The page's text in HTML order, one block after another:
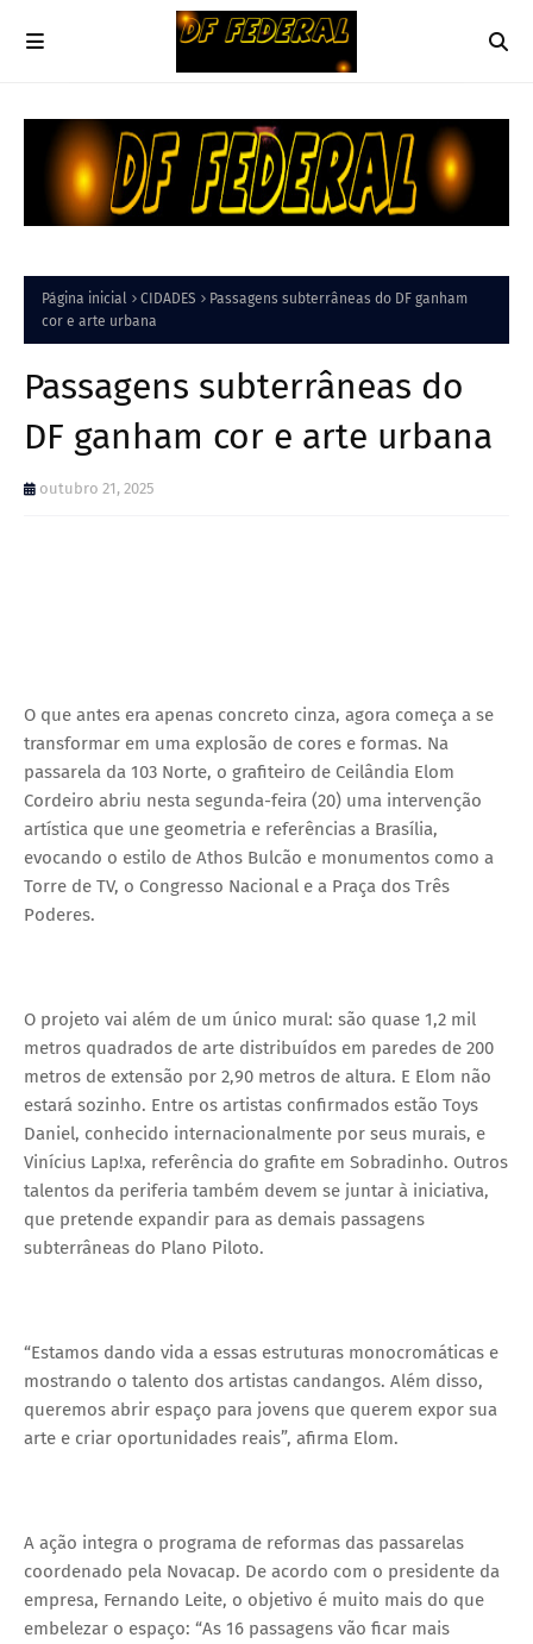
Página inicial CIDADES
Passagens subterrâneas do DF ganham
cor e arte urbana
Passagens subterrâneas do
DF ganham cor e arte urbana
outubro 21, 2025
O que antes era apenas concreto cinza, agora começa a se
transformar em uma explosão de cores e formas. Na
passarela da 103 Norte, o grafiteiro de Ceilândia Elom
Cordeiro abriu nesta segunda-feira (20) uma intervenção
artística que une geometria e referências a Brasília,
evocando o estilo de Athos Bulcão e monumentos como a
Torre de TV, o Congresso Nacional e a Praça dos Três
Poderes.
O projeto vai além de um único mural: são quase 1,2 mil
metros quadrados de arte distribuídos em paredes de 200
metros de extensão por 2,90 metros de altura. E Elom não
estará sozinho. Entre os artistas confirmados estão Toys
Daniel, conhecido internacionalmente por seus murais, e
Vinícius Lap!xa, referência do grafite em Sobradinho. Outros
talentos da periferia também devem se juntar à iniciativa,
que pretende expandir para as demais passagens
subterrâneas do Plano Piloto.
“Estamos dando vida a essas estruturas monocromáticas e
mostrando o talento dos artistas candangos. Além disso,
queremos abrir espaço para jovens que querem expor sua
arte e criar oportunidades reais”, afirma Elom.
A ação integra o programa de reformas das passarelas
coordenado pela Novacap. De acordo com o presidente da
empresa, Fernando Leite, o objetivo é muito mais do que
embelezar o espaço: “As 16 passagens vão ficar mais